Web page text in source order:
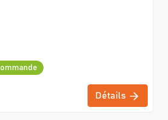
Détails